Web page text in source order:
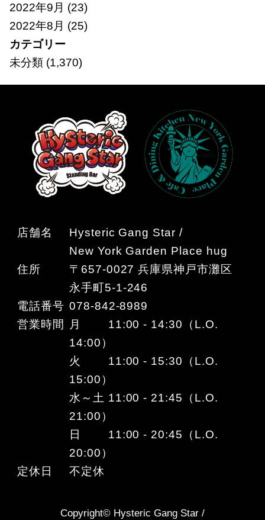
2022年9月 (23)
2022年8月 (25)
カテゴリー
未分類(1,370)
店舗名
Hysteric Gang Star /
New York Garden Place hug
住所
〒657-0027 兵庫県神戸市灘区
永手町5-1-246
電話番号 078-842-8989
営業時間
月 11:00 - 14:30（L.O.
14:00）
火 11:00 - 15:30（L.O.
15:00）
水～土 11:00 - 21:45（L.O.
21:00）
日 11:00 - 20:45（L.O.
20:00）
定休日
不定休
Copyright© Hysteric Gang Star /